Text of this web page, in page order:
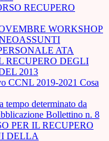
RECUPERO
WORKSHOP
ATA
RECUPERO DEGLI
2013
CCNL 2019-2021 Cosa
determinato da
Bollettino n. 8
PER IL RECUPERO
DELLA